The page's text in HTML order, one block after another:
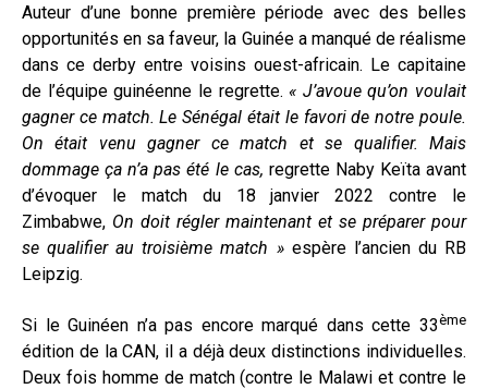
Auteur d’une bonne première période avec des belles
opportunités en sa faveur, la Guinée a manqué de réalisme
dans ce derby entre voisins ouest-africain. Le capitaine
de l’équipe guinéenne le regrette.« J’avoue qu’on voulait
gagner ce match. Le Sénégal était le favori de notre poule.
On était venu gagner ce match et se qualifier. Mais
dommage ça n’a pas été le cas, regrette Naby Keïta avant
d’évoquer le match du 18 janvier 2022 contre le
Zimbabwe, On doit régler maintenant et se préparer pour
se qualifier au troisième match » espère l’ancien du RB
Leipzig.
Si le Guinéen n’a pas encore marqué dans cette 33ème
édition de la CAN, il a déjà deux distinctions individuelles.
Deux fois homme de match (contre le Malawi et contre le